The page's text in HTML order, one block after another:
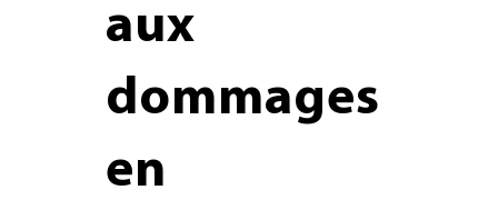
aux
dommages
en